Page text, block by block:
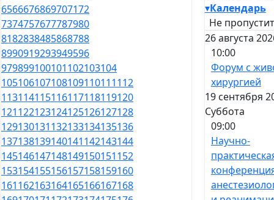
6566676869707172
7374757677787980
8182838485868788
8990919293949596
979899100101102103104
105106107108109110111112
113114115116117118119120
121122123124125126127128
129130131132133134135136
137138139140141142143144
145146147148149150151152
153154155156157158159160
161162163164165166167168
▾Календарь
Не
26 августа
10:00
Форум с
хирургией
19 сентября
Суббота
09:00
Научно-